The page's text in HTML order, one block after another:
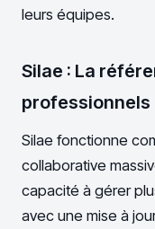
leurs équipes.
Silae : La
professionnels
Silae fonctionne
collaborative
capacité à gérer
avec une mise à